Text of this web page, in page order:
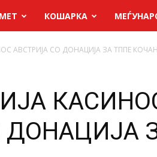
КОШАРКА
АВСТРИЈА СО ДОНАЦИЈА ЗА ТППЕ
ДОНАЦИЈА